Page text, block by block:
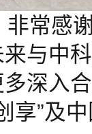
非常感
与中
深入
享”及